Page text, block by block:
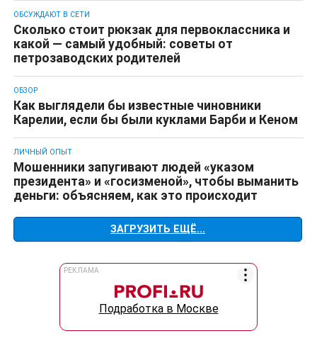
ОБСУЖДАЮТ В СЕТИ
Сколько стоит рюкзак для первоклассника и
какой — самый удобный: советы от
петрозаводских родителей
ОБЗОР
Как выглядели бы известные чиновники
Карелии, если бы были куклами Барби и Кеном
ЛИЧНЫЙ ОПЫТ
Мошенники запугивают людей «указом
президента» и «госизменой», чтобы выманить
деньги: объясняем, как это происходит
ЗАГРУЗИТЬ ЕЩЁ...
РЕКЛАМА
Подработка в Москве